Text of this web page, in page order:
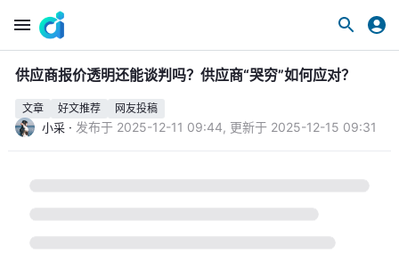
供应商报价透明还能谈判吗？供应商“哭穷”如何应对？
文章 好文推荐 网友投稿
小采 · 发布于 2025-12-11 09:44, 更新于 2025-12-15 09:31